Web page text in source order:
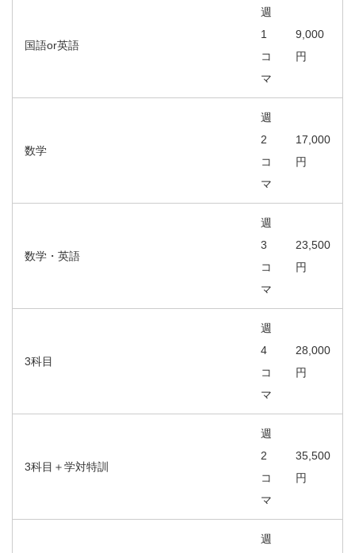
国語or英語
週
1
コ
マ
9,000
円
数学
週
2
コ
マ
17,000
円
数学・英語
週
3
コ
マ
23,500
円
3科目
週
4
コ
マ
28,000
円
3科目＋学対特訓
週
2
コ
マ
35,500
円
週